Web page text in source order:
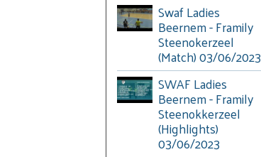
Swaf Ladies
Beernem - Framily
Steenokerzeel
(Match) 03/06/2023
SWAF Ladies
Beernem - Framily
Steenokkerzeel
(Highlights)
03/06/2023